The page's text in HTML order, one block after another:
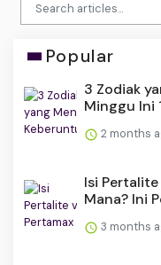
Popular
3 Zodiak
Minggu Ini
2 months
Isi
Mana? Ini
3 months